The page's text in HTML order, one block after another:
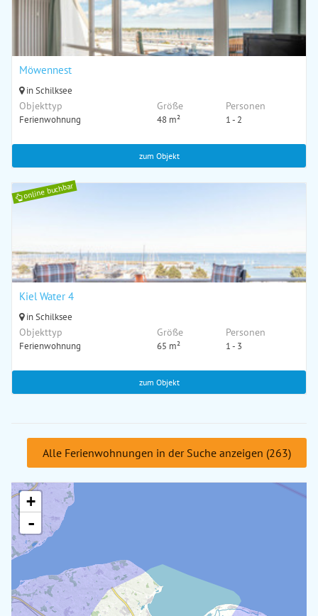
Möwennest
in Schilksee
Objekttyp
Ferienwohnung
Größe
48 m²
Personen
1 - 2
zum Objekt
online buchbar
Kiel Water 4
in Schilksee
Objekttyp
Ferienwohnung
Größe
65 m²
Personen
1 - 3
zum Objekt
Alle Ferienwohnungen in der Suche anzeigen (263)
+
-